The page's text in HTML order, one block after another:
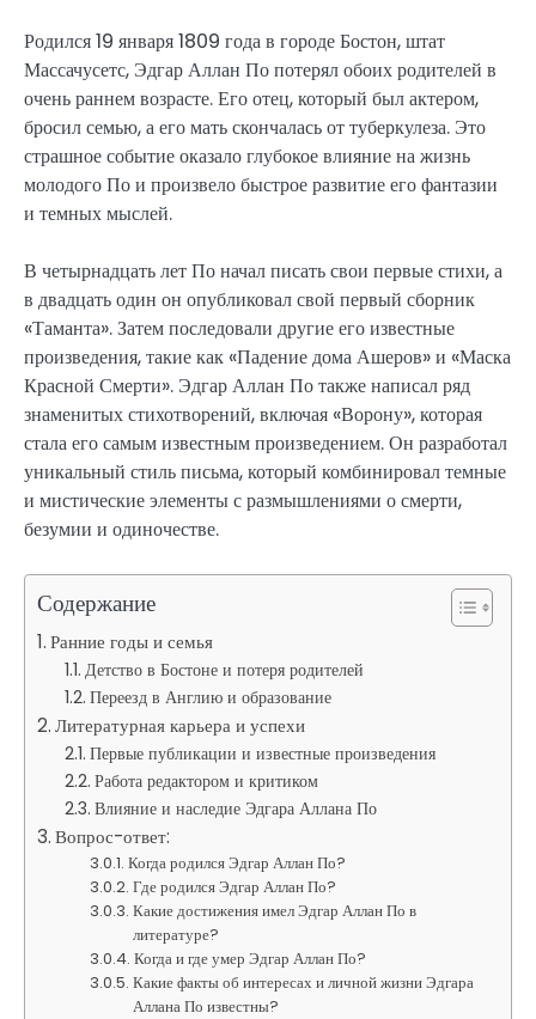
Родился 19 января 1809 года в городе Бостон, штат
Массачусетс, Эдгар Аллан По потерял обоих родителей в
очень раннем возрасте. Его отец, который был актером,
бросил семью, а его мать скончалась от туберкулеза. Это
страшное событие оказало глубокое влияние на жизнь
молодого По и произвело быстрое развитие его фантазии
и темных мыслей.
В четырнадцать лет По начал писать свои первые стихи, а
в двадцать один он опубликовал свой первый сборник
«Таманта». Затем последовали другие его известные
произведения, такие как «Падение дома Ашеров» и «Маска
Красной Смерти». Эдгар Аллан По также написал ряд
знаменитых стихотворений, включая «Ворону», которая
стала его самым известным произведением. Он разработал
уникальный стиль письма, который комбинировал темные
и мистические элементы с размышлениями о смерти,
безумии и одиночестве.
Содержание
Ранние годы и семья
Детство в Бостоне и потеря родителей
Переезд в Англию и образование
Литературная карьера и успехи
Первые публикации и известные произведения
Работа редактором и критиком
Влияние и наследие Эдгара Аллана По
Вопрос-ответ:
Когда родился Эдгар Аллан По?
Где родился Эдгар Аллан По?
Какие достижения имел Эдгар Аллан По в
литературе?
Когда и где умер Эдгар Аллан По?
Какие факты об интересах и личной жизни Эдгара
Аллана По известны?